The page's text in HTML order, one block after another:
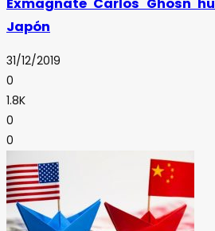
Japón
31/12/2019
0
1.8K
0
0